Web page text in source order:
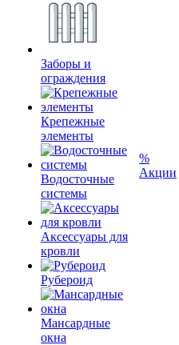
Заборы и
ограждения
Крепежные
элементы
Водосточные
системы
Аксессуары для
кровли
Рубероид
Мансардные
окна
%
Акции